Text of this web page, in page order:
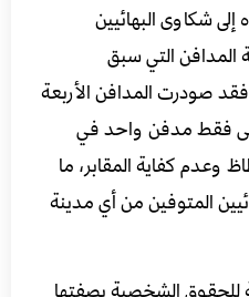
شكاوى البهائيين
المدافن التي سبق
لهم منذ عام 1939، فقد صودرت المدافن الأربعة
فقط مدفن واحد في
وعدم كفاية المقابر، ما
المتوفين من أي مدينة